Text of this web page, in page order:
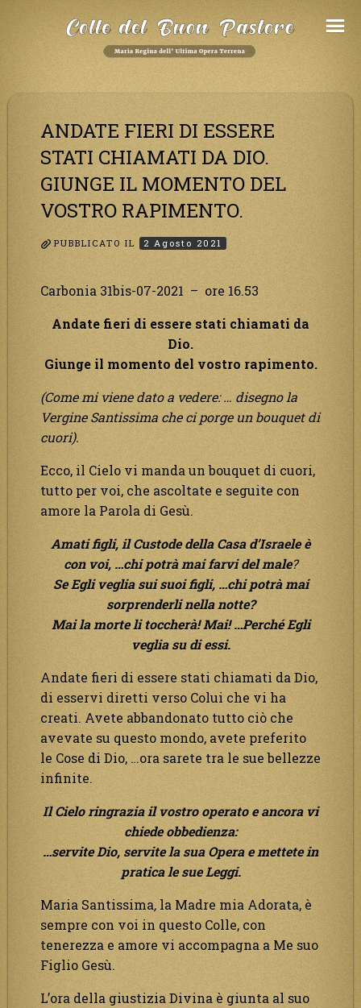
ANDATE FIERI DI ESSERE
STATI CHIAMATI DA DIO.
GIUNGE IL MOMENTO DEL
VOSTRO RAPIMENTO.
PUBBLICATO IL 2 Agosto 2021
Carbonia 31bis-07-2021 – ore 16.53
Andate fieri di essere stati chiamati da
Dio.
Giunge il momento del vostro rapimento.
(Come mi viene dato a vedere: … disegno la
Vergine Santissima che ci porge un bouquet di
cuori).
Ecco, il Cielo vi manda un bouquet di cuori,
tutto per voi, che ascoltate e seguite con
amore la Parola di Gesù.
Amati figli, il Custode della Casa d’Israele è
con voi, …chi potrà mai farvi del male?
Se Egli veglia sui suoi figli, …chi potrà mai
sorprenderli nella notte?
Mai la morte li toccherà! Mai! …Perché Egli
veglia su di essi.
Andate fieri di essere stati chiamati da Dio,
di esservi diretti verso Colui che vi ha
creati. Avete abbandonato tutto ciò che
avevate su questo mondo, avete preferito
le Cose di Dio, …ora sarete tra le sue bellezze
infinite.
Il Cielo ringrazia il vostro operato e ancora vi
chiede obbedienza:
…servite Dio, servite la sua Opera e mettete in
pratica le sue Leggi.
Maria Santissima, la Madre mia Adorata, è
sempre con voi in questo Colle, con
tenerezza e amore vi accompagna a Me suo
Figlio Gesù.
L’ora della giustizia Divina è giunta al suo